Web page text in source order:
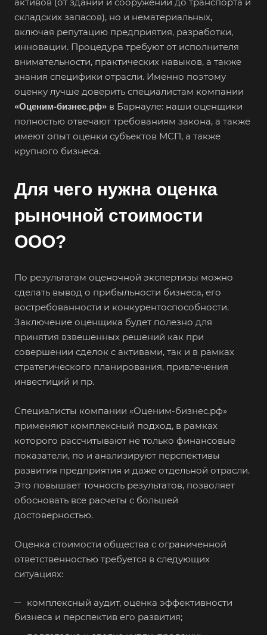
складских запасов), но и нематериальных,
включая репутацию предприятия, разработки,
инновации. Процедура требуют от исполнителя
внимательности, практических навыков, а также
знания специфики отрасли. Именно поэтому
оценку лучше доверить специалистам компании
«Оценим-бизнес.рф» в Барнауле: наши оценщики
полностью отвечают требованиям закона, а также
имеют опыт оценки субъектов МСП, а также
крупного бизнеса.
Для чего нужна оценка
рыночной стоимости
ООО?
По результатам оценочной экспертизы можно
сделать вывод о прибыльности бизнеса, его
востребованности и конкурентоспособности.
Заключение оценщика будет полезно для
принятия взвешенных решений как при
совершении сделок с активами, так и в рамках
стратегического планирования, привлечения
инвестиций и пр.
Специалисты компании «Оценим-бизнес.рф»
применяют комплексный подход, в рамках
которого рассчитывают не только финансовые
показатели, по и анализируют перспективы
развития предприятия и даже отдельной отрасли.
Это повышает точность результатов, позволяет
обосновать все расчеты с большей
достоверностью.
Оценка стоимости общества с ограниченной
ответственностью требуется в следующих
ситуациях:
комплексный аудит, оценка эффективности
бизнеса и перспектив его развития;